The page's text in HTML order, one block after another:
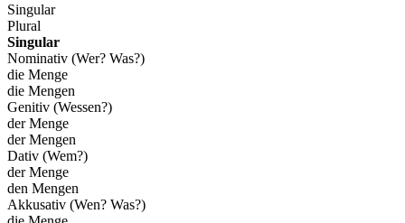
Singular
Plural
Singular
Nominativ (Wer? Was?)
die Menge
die Mengen
Genitiv (Wessen?)
der Menge
der Mengen
Dativ (Wem?)
der Menge
den Mengen
Akkusativ (Wen? Was?)